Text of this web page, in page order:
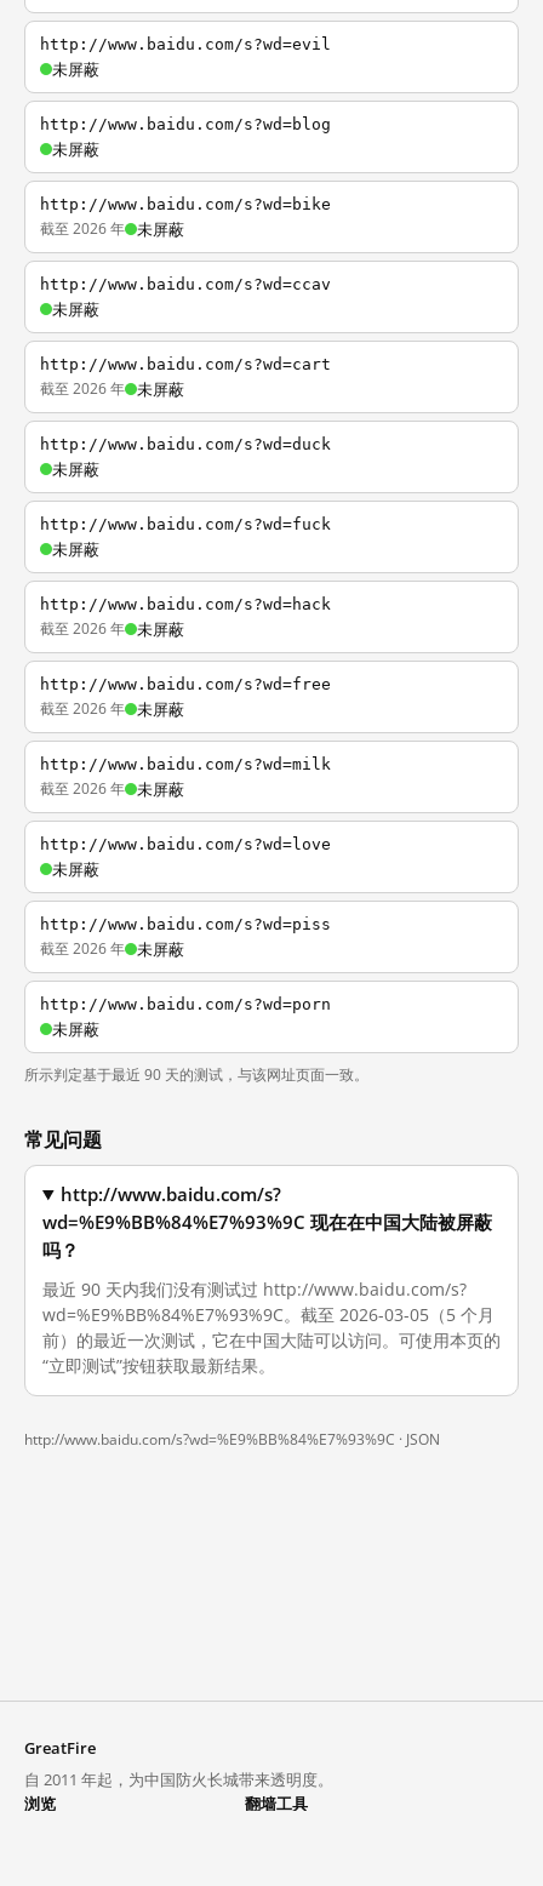
http://www.baidu.com/s?wd=evil
未屏蔽
http://www.baidu.com/s?wd=blog
未屏蔽
http://www.baidu.com/s?wd=bike
截至 2026 年 未屏蔽
http://www.baidu.com/s?wd=ccav
未屏蔽
http://www.baidu.com/s?wd=cart
截至 2026 年 未屏蔽
http://www.baidu.com/s?wd=duck
未屏蔽
http://www.baidu.com/s?wd=fuck
未屏蔽
http://www.baidu.com/s?wd=hack
截至 2026 年 未屏蔽
http://www.baidu.com/s?wd=free
截至 2026 年 未屏蔽
http://www.baidu.com/s?wd=milk
截至 2026 年 未屏蔽
http://www.baidu.com/s?wd=love
未屏蔽
http://www.baidu.com/s?wd=piss
截至 2026 年 未屏蔽
http://www.baidu.com/s?wd=porn
未屏蔽
所示判定基于最近 90 天的测试，与该网址页面一致。
常见问题
http://www.baidu.com/s?
wd=%E9%BB%84%E7%93%9C 现在在中国大陆被屏蔽
吗？
最近 90 天内我们没有测试过 http://www.baidu.com/s?
wd=%E9%BB%84%E7%93%9C。截至 2026-03-05（5 个月
前）的最近一次测试，它在中国大陆可以访问。可使用本页的
“立即测试”按钮获取最新结果。
http://www.baidu.com/s?wd=%E9%BB%84%E7%93%9C · JSON
GreatFire
自 2011 年起，为中国防火长城带来透明度。
浏览
翻墙工具